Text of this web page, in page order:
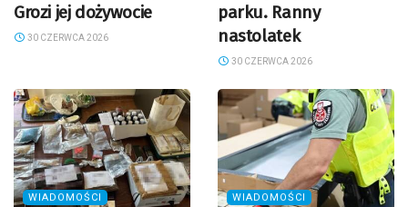
Grozi jej dożywocie
30 CZERWCA 2026
parku. Ranny
nastolatek
30 CZERWCA 2026
WIADOMOŚCI WIADOMOŚCI